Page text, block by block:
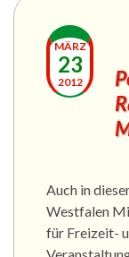
MÄRZ
23
2012
Auch in
Westfalen
für Freizeit-